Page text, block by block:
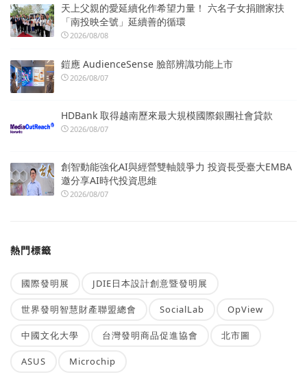
天上父親的愛延續化作希望力量！ 六名子女捐贈家扶
「南投映全號」延續善的循環
2026/08/08
鎧應 AudienceSense 臉部辨識功能上市
2026/08/07
HDBank 取得越南歷來最大規模國際銀團社會貸款
2026/08/07
創智動能強化AI與經營雙軸競爭力 投資長受臺大EMBA
邀分享AI時代投資思維
2026/08/07
熱門標籤
國際發明展 JDIE日本設計創意暨發明展
世界發明智慧財產聯盟總會 SocialLab OpView
中國文化大學 台灣發明商品促進協會 北市圖
ASUS Microchip